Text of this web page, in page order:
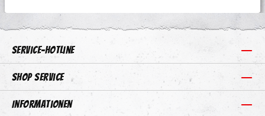
Service-Hotline
Shop Service
Informationen